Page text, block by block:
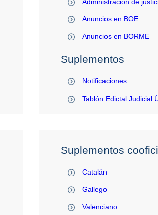
Anuncios en BOE
Anuncios en BORME
Suplementos
Notificaciones
Tablón Edictal Judicial
Suplementos
Catalán
Gallego
Valenciano